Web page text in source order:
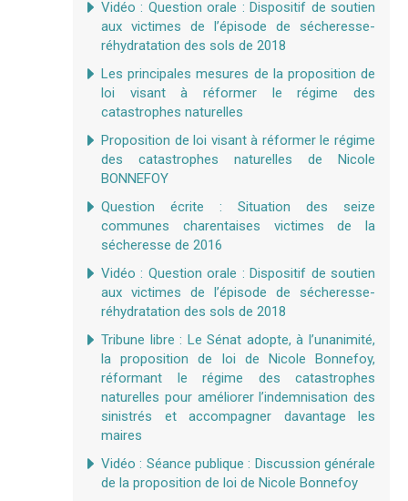
Vidéo : Question orale : Dispositif de soutien
aux victimes de l’épisode de sécheresse-
réhydratation des sols de 2018
Les principales mesures de la proposition de
loi visant à réformer le régime des
catastrophes naturelles
Proposition de loi visant à réformer le régime
des catastrophes naturelles de Nicole
BONNEFOY
Question écrite : Situation des seize
communes charentaises victimes de la
sécheresse de 2016
Vidéo : Question orale : Dispositif de soutien
aux victimes de l’épisode de sécheresse-
réhydratation des sols de 2018
Tribune libre : Le Sénat adopte, à l’unanimité,
la proposition de loi de Nicole Bonnefoy,
réformant le régime des catastrophes
naturelles pour améliorer l’indemnisation des
sinistrés et accompagner davantage les
maires
Vidéo : Séance publique : Discussion générale
de la proposition de loi de Nicole Bonnefoy